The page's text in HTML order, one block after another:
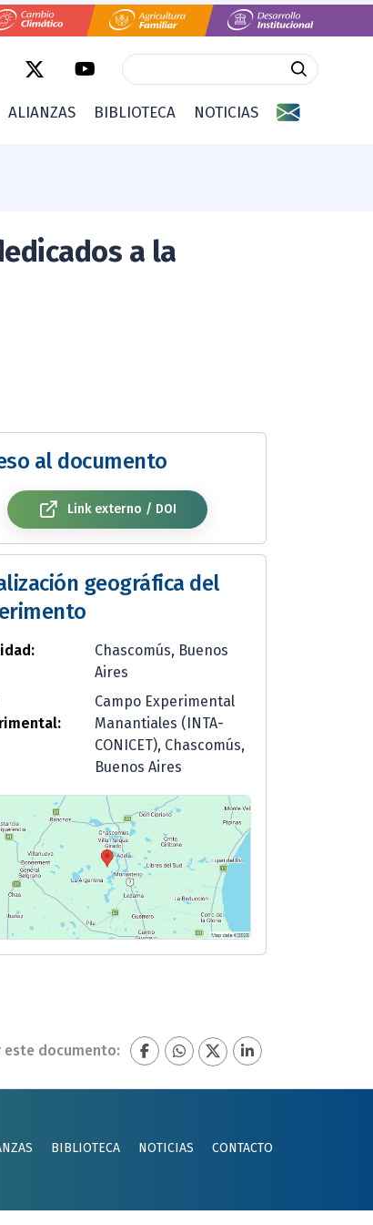
ALIANZAS BIBLIOTECA NOTICIAS
a la
al documento
Link externo / DOI
geográfica del
Chascomús, Buenos
Aires
Campo Experimental
Manantiales (INTA-
CONICET), Chascomús,
Buenos Aires
este documento:
BIBLIOTECA NOTICIAS CONTACTO